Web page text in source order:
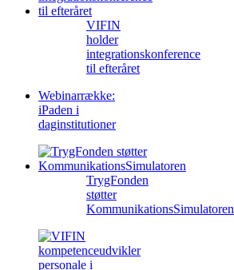
VIFIN
holder
integrationskonference
til efteråret
Webinarrække:
iPaden i
daginstitutioner
TrygFonden
støtter
KommunikationsSimulatoren